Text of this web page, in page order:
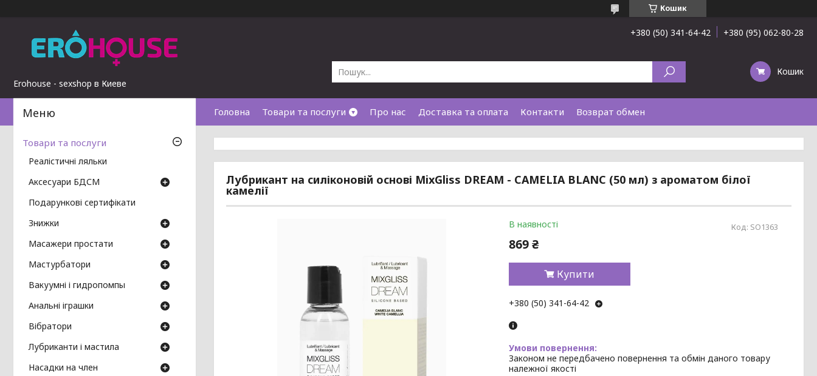
Кошик
Erohouse - sexshop в Киеве
+380 (50) 341-64-42 +380 (95) 062-80-28
Кошик
Головна Товари та послуги Про нас Доставка та оплата Контакти Возврат обмен
Лубрикант на силіконовій основі MixGliss DREAM - CAMELIA BLANC (50 мл) з ароматом білої
камелії
В наявності Код: SO1363
869 ₴
Купити
+380 (50) 341-64-42
Законом не передбачено повернення та обмін даного товару
належної якості
Товари та послуги
Реалістичні ляльки
Аксесуари БДСМ
Подарункові сертифікати
Знижки
Масажери простати
Мастурбатори
Вакуумні і гидропомпы
Анальні іграшки
Вібратори
Лубриканти і мастила
Насадки на член